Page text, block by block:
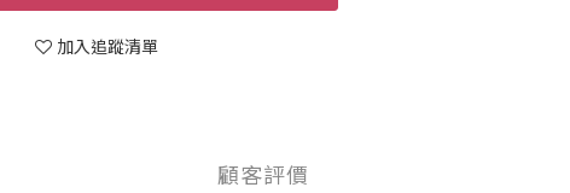
加入追蹤清單
顧客評價